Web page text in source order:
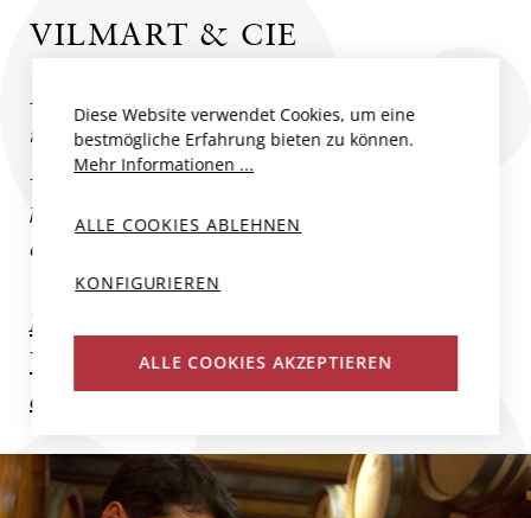
VILMART & CIE
In der Gemeinde Rilly-la-Montagne
innerhalb des Anbaugebiets Montagne de
Reims sind nur Premier Cru-Lagen zu
finden. Deren Potenzial wissen erst
einzelne...
Mehr zum Produzent
Weitere Champagner und Schaumweine
des Produzenten
Diese Website verwendet Cookies, um eine
bestmögliche Erfahrung bieten zu können.
Mehr Informationen ...
ALLE COOKIES ABLEHNEN
KONFIGURIEREN
ALLE COOKIES AKZEPTIEREN